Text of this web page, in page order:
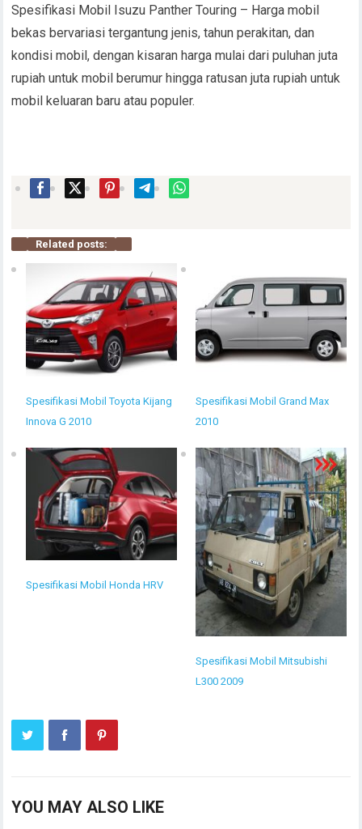
Spesifikasi Mobil Isuzu Panther Touring – Harga mobil
bekas bervariasi tergantung jenis, tahun perakitan, dan
kondisi mobil, dengan kisaran harga mulai dari puluhan juta
rupiah untuk mobil berumur hingga ratusan juta rupiah untuk
mobil keluaran baru atau populer.
Related posts:
Spesifikasi Mobil Toyota Kijang
Innova G 2010
Spesifikasi Mobil Grand Max
2010
Spesifikasi Mobil Honda HRV
Spesifikasi Mobil Mitsubishi
L300 2009
YOU MAY ALSO LIKE